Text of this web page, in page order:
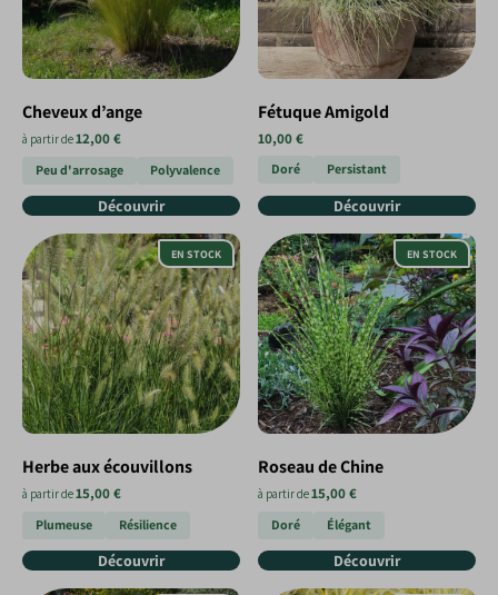
Cheveux d’ange
à partir de12,00 €
Peu d'arrosage Polyvalence
Découvrir
Fétuque Amigold
10,00 €
Doré Persistant
Découvrir
EN STOCK
Herbe aux écouvillons
à partir de15,00 €
Plumeuse Résilience
Découvrir
EN STOCK
Roseau de Chine
à partir de15,00 €
Doré Élégant
Découvrir